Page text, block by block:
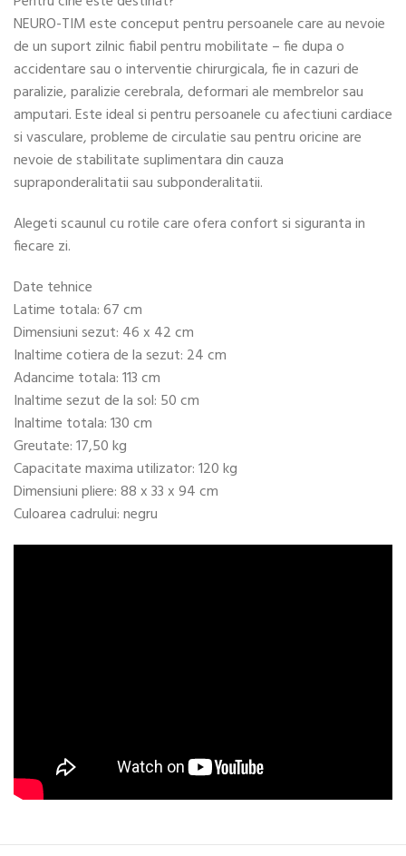
NEURO-TIM este conceput pentru persoanele care au nevoie
de un suport zilnic fiabil pentru mobilitate – fie dupa o
accidentare sau o interventie chirurgicala, fie in cazuri de
paralizie, paralizie cerebrala, deformari ale membrelor sau
amputari. Este ideal si pentru persoanele cu afectiuni cardiace
si vasculare, probleme de circulatie sau pentru oricine are
nevoie de stabilitate suplimentara din cauza
supraponderalitatii sau subponderalitatii.
Alegeti scaunul cu rotile care ofera confort si siguranta in
fiecare zi.
Date tehnice
Latime totala: 67 cm
Dimensiuni sezut: 46 x 42 cm
Inaltime cotiera de la sezut: 24 cm
Adancime totala: 113 cm
Inaltime sezut de la sol: 50 cm
Inaltime totala: 130 cm
Greutate: 17,50 kg
Capacitate maxima utilizator: 120 kg
Dimensiuni pliere: 88 x 33 x 94 cm
Culoarea cadrului: negru